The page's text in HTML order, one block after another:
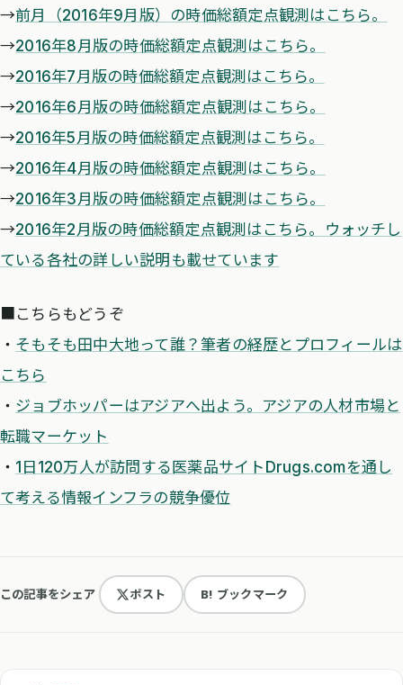
→前月（2016年9月版）の時価総額定点観測はこちら。
→2016年8月版の時価総額定点観測はこちら。
→2016年7月版の時価総額定点観測はこちら。
→2016年6月版の時価総額定点観測はこちら。
→2016年5月版の時価総額定点観測はこちら。
→2016年4月版の時価総額定点観測はこちら。
→2016年3月版の時価総額定点観測はこちら。
→2016年2月版の時価総額定点観測はこちら。ウォッチし
ている各社の詳しい説明も載せています
■こちらもどうぞ
・ そもそも田中大地って誰？筆者の経歴とプロフィールは
こちら
・ ジョブホッパーはアジアへ出よう。アジアの人材市場と
転職マーケット
・ 1日120万人が訪問する医薬品サイトDrugs.comを通し
て考える情報インフラの競争優位
この記事をシェア ポスト B! ブックマーク